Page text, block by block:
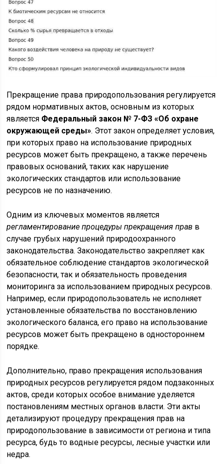
Прекращение права природопользования регулируется
рядом нормативных актов, основным из которых
является Федеральный закон № 7-ФЗ «Об охране
окружающей среды». Этот закон определяет условия,
при которых право на использование природных
ресурсов может быть прекращено, а также перечень
правовых оснований, таких как нарушение
экологических стандартов или использование
ресурсов не по назначению.
Одним из ключевых моментов является
регламентирование процедуры прекращения прав в
случае грубых нарушений природоохранного
законодательства. Законодательство закрепляет как
обязательное соблюдение стандартов экологической
безопасности, так и обязательность проведения
мониторинга за использованием природных ресурсов.
Например, если природопользователь не исполняет
установленные обязательства по восстановлению
экологического баланса, его право на использование
ресурсов может быть прекращено в одностороннем
порядке.
Дополнительно, право прекращения использования
природных ресурсов регулируется рядом подзаконных
актов, среди которых особое внимание уделяется
постановлениям местных органов власти. Эти акты
детализируют процедуру прекращения прав на
природопользование в зависимости от региона и типа
ресурса, будь то водные ресурсы, лесные участки или
недра.